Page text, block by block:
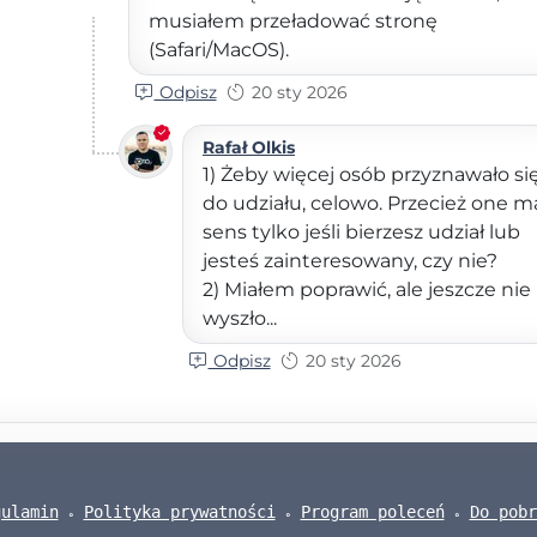
musiałem przeładować stronę
(Safari/MacOS).
Odpisz 20 sty 2026
Rafał Olkis
1) Żeby więcej osób przyznawało
do udziału, celowo. Przecież one
sens tylko jeśli bierzesz udział lub
jesteś zainteresowany, czy nie?
2) Miałem poprawić, ale jeszcze nie
wyszło...
Odpisz 20 sty 2026
Polityka prywatności Program poleceń Do